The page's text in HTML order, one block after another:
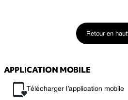
Retour en haut
APPLICATION MOBILE
Télécharger l’application mobile